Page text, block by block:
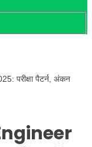
परीक्षा पैटर्न, अंकन